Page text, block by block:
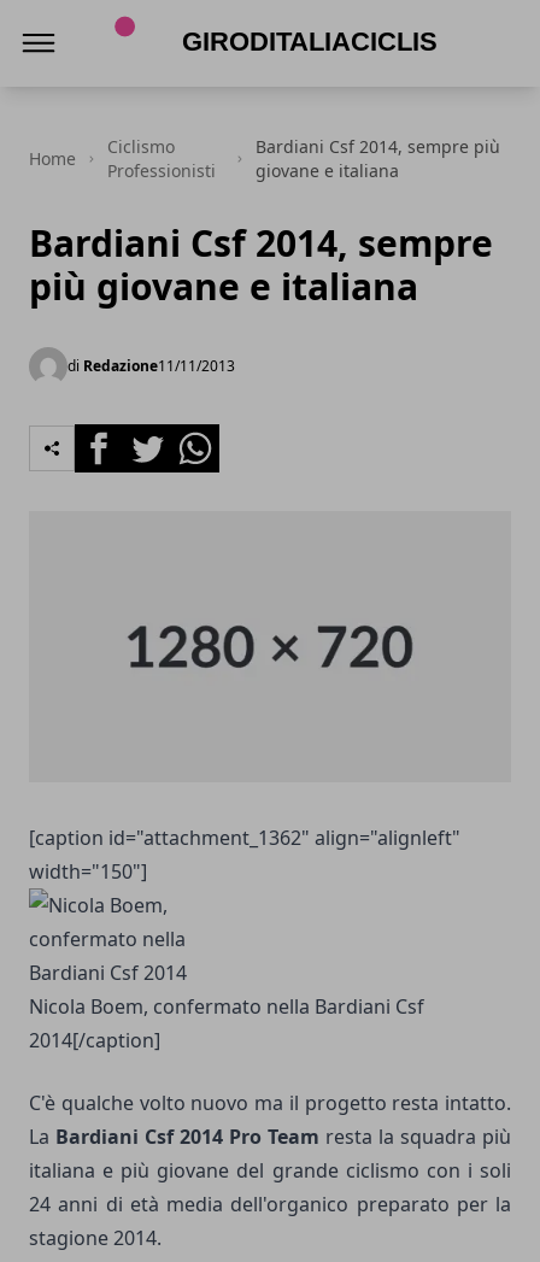
Home
Ciclismo
Professionisti
Bardiani Csf 2014, sempre più
giovane e italiana
Bardiani Csf 2014, sempre
più giovane e italiana
di Redazione11/11/2013
FacebookTwitterWhatsapp
[caption id="attachment_1362" align="alignleft"
width="150"]
Nicola Boem, confermato nella Bardiani Csf
2014[/caption]
C'è qualche volto nuovo ma il progetto resta intatto.
La Bardiani Csf 2014 Pro Team resta la squadra più
italiana e più giovane del grande ciclismo con i soli
24 anni di età media dell'organico preparato per la
stagione 2014.